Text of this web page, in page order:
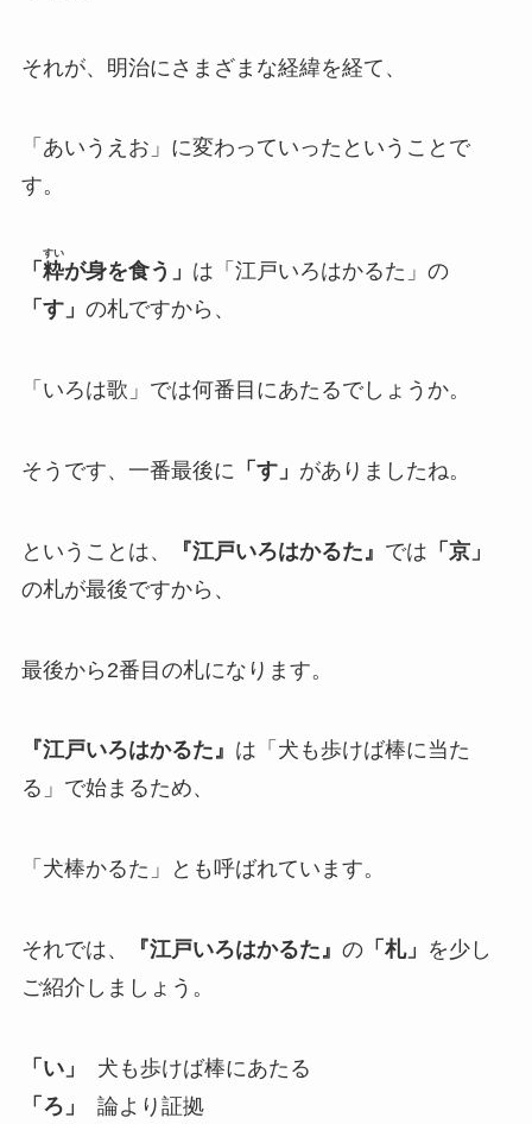
それが、明治にさまざまな経緯を経て、
「あいうえお」に変わっていったということで
す。
「 粋
すい
が身を食う」 は「江戸いろはかるた」の
「す」 の札ですから、
「いろは歌」では何番目にあたるでしょうか。
そうです、一番最後に 「す」 がありましたね。
ということは、 『江戸いろはかるた』 では 「京」
の札が最後ですから、
最後から2番目の札になります。
『江戸いろはかるた』 は「犬も歩けば棒に当た
る」で始まるため、
「犬棒かるた」とも呼ばれています。
それでは、 『江戸いろはかるた』 の「札」 を少し
ご紹介しましょう。
「い」
犬も歩けば棒にあたる
「ろ」
論より証拠